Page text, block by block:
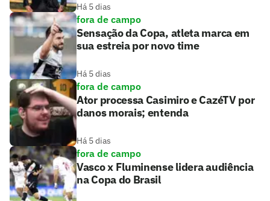
Há 5 dias
fora de campo
Sensação da Copa, atleta marca em
sua estreia por novo time
Há 5 dias
fora de campo
Ator processa Casimiro e CazéTV por
danos morais; entenda
Há 5 dias
fora de campo
Vasco x Fluminense lidera audiência
na Copa do Brasil